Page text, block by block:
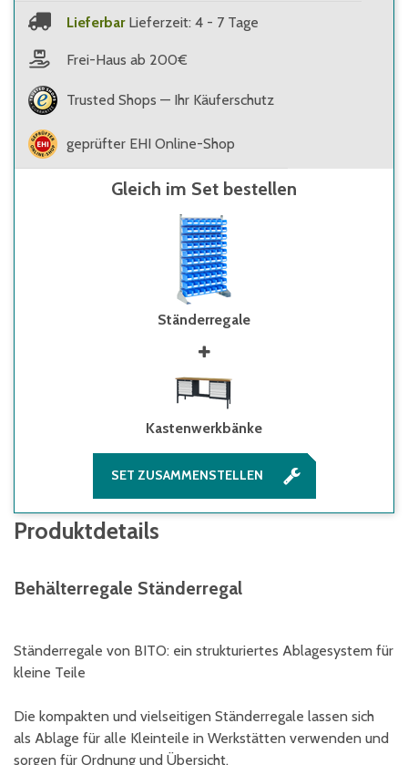
Lieferbar Lieferzeit: 4 - 7 Tage
Frei-Haus ab 200€
Trusted Shops — Ihr Käuferschutz
geprüfter EHI Online-Shop
Gleich im Set bestellen
Ständerregale
Kastenwerkbänke
SET ZUSAMMENSTELLEN
Produktdetails
Behälterregale Ständerregal
Ständerregale von BITO: ein strukturiertes Ablagesystem für
kleine Teile
Die kompakten und vielseitigen Ständerregale lassen sich
als Ablage für alle Kleinteile in Werkstätten verwenden und
sorgen für Ordnung und Übersicht.